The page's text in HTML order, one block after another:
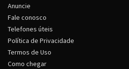
Anuncie
Fale conosco
Telefones úteis
Política de Privacidade
Termos de Uso
Como chegar